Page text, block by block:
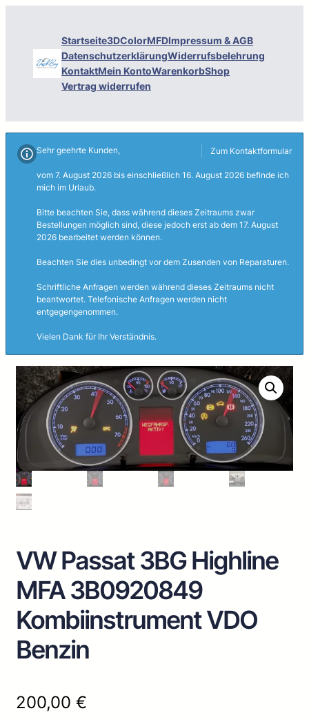
Startseite3DColorMFDImpressum & AGB
DatenschutzerklärungWiderrufsbelehrung
KontaktMein KontoWarenkorbShop
Vertrag widerrufen
Zum Kontaktformular
Sehr geehrte Kunden,
vom 7. August 2026 bis einschließlich 16. August 2026 befinde ich
mich im Urlaub.
Bitte beachten Sie, dass während dieses Zeitraums zwar
Bestellungen möglich sind, diese jedoch erst ab dem 17. August
2026 bearbeitet werden können.
Beachten Sie dies unbedingt vor dem Zusenden von Reparaturen.
Schriftliche Anfragen werden während dieses Zeitraums nicht
beantwortet. Telefonische Anfragen werden nicht
entgegengenommen.
Vielen Dank für Ihr Verständnis.
VW Passat 3BG Highline
MFA 3B0920849
Kombiinstrument VDO
Benzin
200,00 €